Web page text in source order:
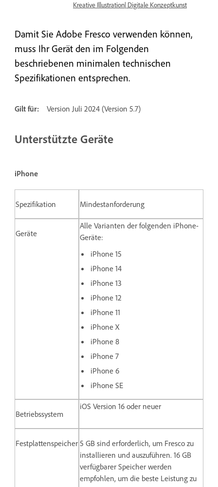
Kreative Illustration| Digitale Konzeptkunst
Damit Sie Adobe Fresco verwenden können,
muss Ihr Gerät den im Folgenden
beschriebenen minimalen technischen
Spezifikationen entsprechen.
Gilt für: Version Juli 2024 (Version 5.7)
Unterstützte Geräte
iPhone
Spezifikation Mindestanforderung
Geräte
Alle Varianten der folgenden iPhone-
Geräte:
iPhone 15
iPhone 14
iPhone 13
iPhone 12
iPhone 11
iPhone X
iPhone 8
iPhone 7
iPhone 6
iPhone SE
Betriebssystem
iOS Version 16 oder neuer
Festplattenspeicher 5 GB sind erforderlich, um Fresco zu
installieren und auszuführen. 16 GB
verfügbarer Speicher werden
empfohlen, um die beste Leistung zu